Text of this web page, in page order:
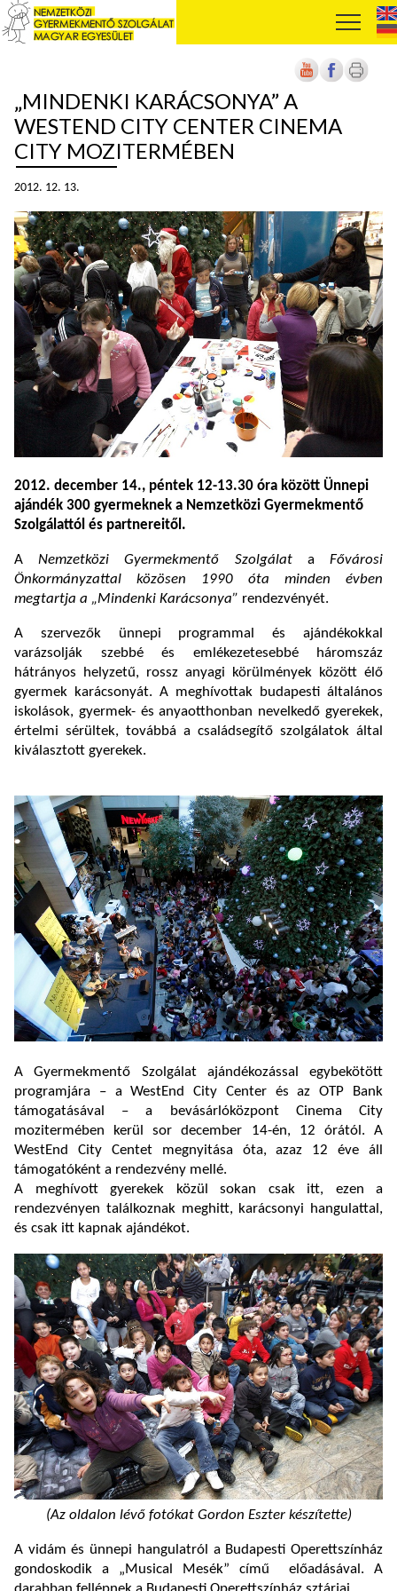
„MINDENKI KARÁCSONYA” A
WESTEND CITY CENTER CINEMA
CITY MOZITERMÉBEN
2012. 12. 13.
2012. december 14., péntek 12-13.30 óra között Ünnepi
ajándék 300 gyermeknek a Nemzetközi Gyermekmentő
Szolgálattól és partnereitől.
ANemzetközi Gyermekmentő SzolgálataFővárosi
Önkormányzattal közösen 1990 óta minden évben
megtartja a „Mindenki Karácsonya” rendezvényét.
A szervezők ünnepi programmal és ajándékokkal
varázsolják szebbé és emlékezetesebbé háromszáz
hátrányos helyzetű, rossz anyagi körülmények között élő
gyermek karácsonyát. A meghívottak budapesti általános
iskolások, gyermek- és anyaotthonban nevelkedő gyerekek,
értelmi sérültek, továbbá a családsegítő szolgálatok által
kiválasztott gyerekek.
A Gyermekmentő Szolgálat ajándékozással egybekötött
programjára – a WestEnd City Center és az OTP Bank
támogatásával – a bevásárlóközpont Cinema City
mozitermében kerül sor december 14-én, 12 órától. A
WestEnd City Centet megnyitása óta, azaz 12 éve áll
támogatóként a rendezvény mellé.
A meghívott gyerekek közül sokan csak itt, ezen a
rendezvényen találkoznak meghitt, karácsonyi hangulattal,
és csak itt kapnak ajándékot.
(Az oldalon lévő fotókat Gordon Eszter készítette)
A vidám és ünnepi hangulatról a Budapesti Operettszínház
gondoskodik a „Musical Mesék” című előadásával. A